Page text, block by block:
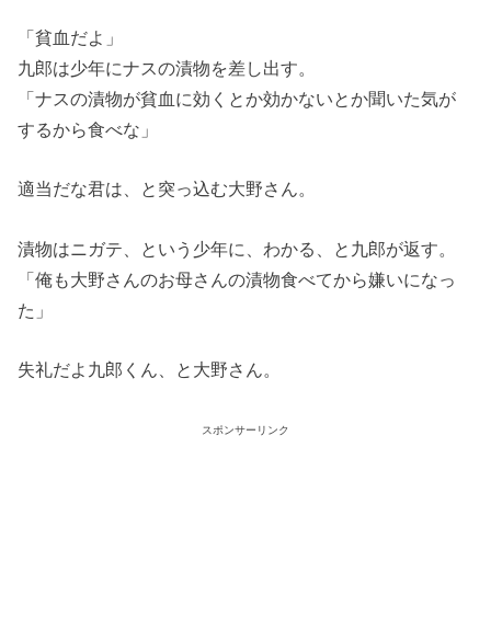
「貧血だよ」
九郎は少年にナスの漬物を差し出す。
「ナスの漬物が貧血に効くとか効かないとか聞いた気が
するから食べな」
適当だな君は、と突っ込む大野さん。
漬物はニガテ、という少年に、わかる、と九郎が返す。
「俺も大野さんのお母さんの漬物食べてから嫌いになっ
た」
失礼だよ九郎くん、と大野さん。
スポンサーリンク